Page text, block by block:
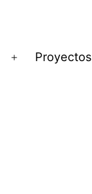
Abrir
Proyectos